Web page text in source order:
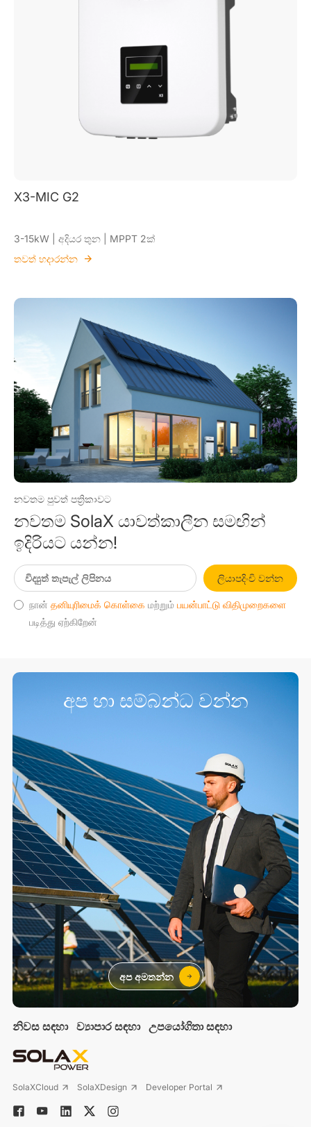
X3-MIC G2
3-15kW | අදියර තුන | MPPT 2ක්
තවත් හදාරන්න
නවතම පුවත් පත්‍රිකාවට
නවතම SolaX යාවත්කාලීන සමඟින්
ඉදිරියට යන්න!
ලියාපදිංචි වන්න
நான் தனியுரிமைக் கொள்கை மற்றும் பயன்பாட்டு விதிமுறைகளை
படித்து ஏற்கிறேன்
නිවස සඳහා ව්‍යාපාර සඳහා උපයෝගිතා සඳහා
SolaXCloud SolaXDesign Developer Portal
අප හා සම්බන්ධ වන්න
අප අමතන්න